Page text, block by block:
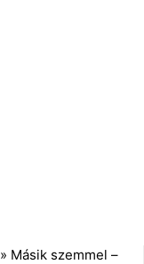
» Másik szemmel –